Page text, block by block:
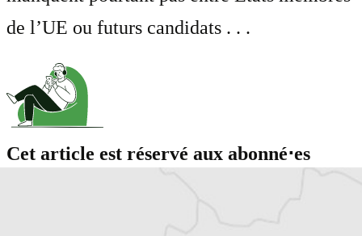
de l’UE ou futurs candidats . . .
Cet article est réservé aux abonné⋅es